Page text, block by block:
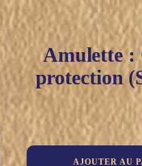
Amulette :
protection
AJOUTER AU